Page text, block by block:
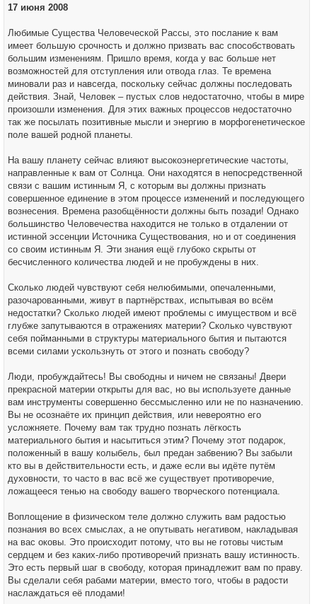
е
17 июня 2008
Любимые Существа Человеческой Рассы, это послание к вам
имеет большую срочность и должно призвать вас способствовать
большим изменениям. Пришло время, когда у вас больше нет
возможностей для отступления или отвода глаз. Те времена
миновали раз и навсегда, поскольку сейчас должны последовать
действия. Знай, Человек – пустых слов недостаточно, чтобы в мире
произошли изменения. Для этих важных процессов недостаточно
так же посылать позитивные мысли и энергию в морфогенетическое
поле вашей родной планеты.
На вашу планету сейчас влияют высокоэнергетические частоты,
направленные к вам от Солнца. Они находятся в непосредственной
связи с вашим истинным Я, с которым вы должны признать
совершенное единение в этом процессе изменений и последующего
вознесения. Времена разобщённости должны быть позади! Однако
большинство Человечества находится не только в отдалении от
истинной эссенции Источника Существования, но и от соединения
со своим истинным Я. Эти знания ещё глубоко скрыты от
бесчисленного количества людей и не пробуждены в них.
Сколько людей чувствуют себя нелюбимыми, опечаленными,
разочарованными, живут в партнёрствах, испытывая во всём
недостатки? Сколько людей имеют проблемы с имуществом и всё
глубже запутываются в отражениях материи? Сколько чувствуют
себя пойманными в структуры материального бытия и пытаются
всеми силами ускользнуть от этого и познать свободу?
Люди, пробуждайтесь! Вы свободны и ничем не связаны! Двери
прекрасной материи открыты для вас, но вы используете данные
вам инструменты совершенно бессмысленно или не по назначению.
Вы не осознаёте их принцип действия, или невероятно его
усложняете. Почему вам так трудно познать лёгкость
материального бытия и насытиться этим? Почему этот подарок,
положенный в вашу колыбель, был предан забвению? Вы забыли
кто вы в действительности есть, и даже если вы идёте путём
духовности, то часто в вас всё же существует противоречие,
ложащееся тенью на свободу вашего творческого потенциала.
Воплощение в физическом теле должно служить вам радостью
познания во всех смыслах, а не опутывать негативом, накладывая
на вас оковы. Это происходит потому, что вы не готовы чистым
сердцем и без каких-либо противоречий признать вашу истинность.
Это есть первый шаг в свободу, которая принадлежит вам по праву.
Вы сделали себя рабами материи, вместо того, чтобы в радости
наслаждаться её плодами!